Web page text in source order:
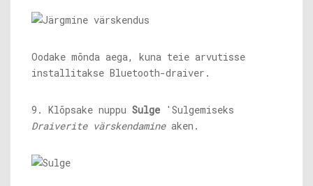
Oodake mõnda aega, kuna teie arvutisse
installitakse Bluetooth-draiver.
9. Klõpsake nuppu Sulge 'Sulgemiseks
Draiverite värskendamineaken.